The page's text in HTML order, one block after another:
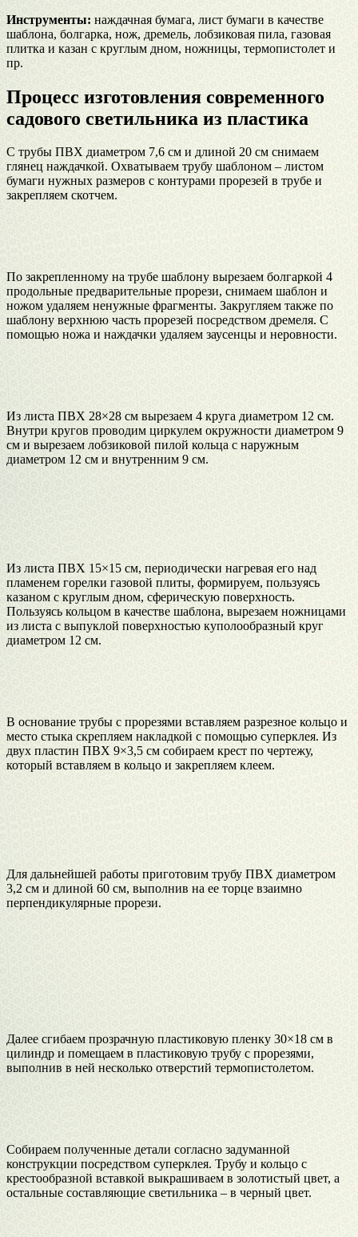
Инструменты: наждачная бумага, лист бумаги в качестве
шаблона, болгарка, нож, дремель, лобзиковая пила, газовая
плитка и казан с круглым дном, ножницы, термопистолет и
пр.
Процесс изготовления современного
садового светильника из пластика
С трубы ПВХ диаметром 7,6 см и длиной 20 см снимаем
глянец наждачкой. Охватываем трубу шаблоном – листом
бумаги нужных размеров с контурами прорезей в трубе и
закрепляем скотчем.
По закрепленному на трубе шаблону вырезаем болгаркой 4
продольные предварительные прорези, снимаем шаблон и
ножом удаляем ненужные фрагменты. Закругляем также по
шаблону верхнюю часть прорезей посредством дремеля. С
помощью ножа и наждачки удаляем заусенцы и неровности.
Из листа ПВХ 28×28 см вырезаем 4 круга диаметром 12 см.
Внутри кругов проводим циркулем окружности диаметром 9
см и вырезаем лобзиковой пилой кольца с наружным
диаметром 12 см и внутренним 9 см.
Из листа ПВХ 15×15 см, периодически нагревая его над
пламенем горелки газовой плиты, формируем, пользуясь
казаном с круглым дном, сферическую поверхность.
Пользуясь кольцом в качестве шаблона, вырезаем ножницами
из листа с выпуклой поверхностью куполообразный круг
диаметром 12 см.
В основание трубы с прорезями вставляем разрезное кольцо и
место стыка скрепляем накладкой с помощью суперклея. Из
двух пластин ПВХ 9×3,5 см собираем крест по чертежу,
который вставляем в кольцо и закрепляем клеем.
Для дальнейшей работы приготовим трубу ПВХ диаметром
3,2 см и длиной 60 см, выполнив на ее торце взаимно
перпендикулярные прорези.
Далее сгибаем прозрачную пластиковую пленку 30×18 см в
цилиндр и помещаем в пластиковую трубу с прорезями,
выполнив в ней несколько отверстий термопистолетом.
Собираем полученные детали согласно задуманной
конструкции посредством суперклея. Трубу и кольцо с
крестообразной вставкой выкрашиваем в золотистый цвет, а
остальные составляющие светильника – в черный цвет.